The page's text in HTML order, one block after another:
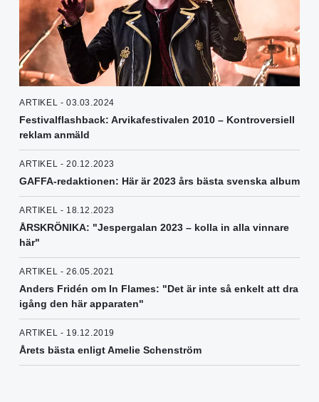
ARTIKEL - 03.03.2024
Festivalflashback: Arvikafestivalen 2010 – Kontroversiell
reklam anmäld
ARTIKEL - 20.12.2023
GAFFA-redaktionen: Här är 2023 års bästa svenska album
ARTIKEL - 18.12.2023
ÅRSKRÖNIKA: "Jespergalan 2023 – kolla in alla vinnare
här"
ARTIKEL - 26.05.2021
Anders Fridén om In Flames: "Det är inte så enkelt att dra
igång den här apparaten"
ARTIKEL - 19.12.2019
Årets bästa enligt Amelie Schenström